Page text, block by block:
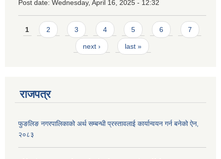
Post date: Wednesday, April 16, 2025 - 12:32
Pages
1 2 3 4 5 6 7
next › last »
राजपत्र
फुङलिङ नगरपालिकाको अर्थ सम्बन्धी प्रस्तावलाई कार्यान्वयन गर्न बनेको ऐन‚
२०८३